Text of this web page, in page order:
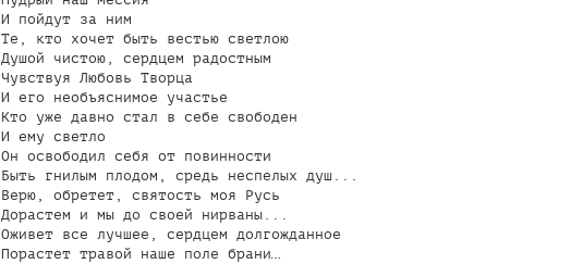
И пойдут за ним
Те, кто хочет быть вестью светлою
Душой чистою, сердцем радостным
Чувствуя Любовь Творца
И его необъяснимое участье
Кто уже давно стал в себе свободен
И ему светло
Он освободил себя от повинности
Быть гнилым плодом, средь неспелых душ...
Верю, обретет, святость моя Русь
Дорастем и мы до своей нирваны...
Оживет все лучшее, сердцем долгожданное
Порастет травой наше поле брани…